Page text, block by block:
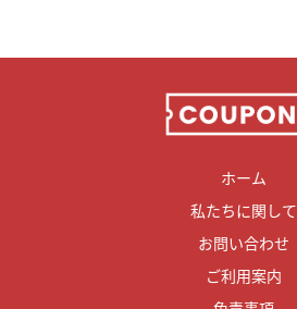
ホーム
私たちに関して
お問い合わせ
ご利用案内